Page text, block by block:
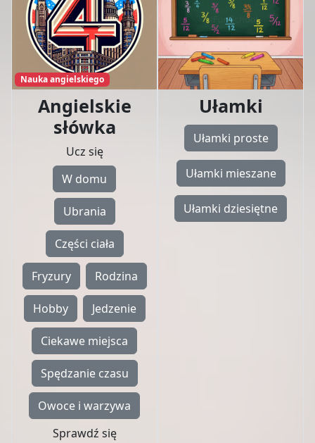
Nauka angielskiego
Angielskie
słówka
Ucz się
W domu
Ubrania
Części ciała
Fryzury Rodzina
Hobby Jedzenie
Ciekawe miejsca
Spędzanie czasu
Owoce i warzywa
Sprawdź się
Ułamki
Ułamki proste
Ułamki mieszane
Ułamki dziesiętne